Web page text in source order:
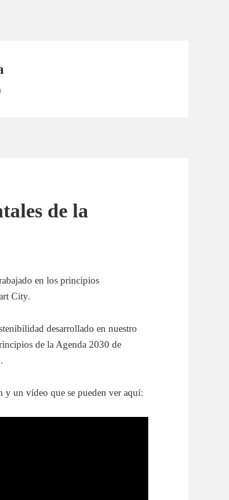
de la
en los principios
City.
desarrollado en nuestro
de la Agenda 2030 de
y un vídeo que se pueden ver aquí: